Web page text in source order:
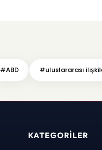
#ABD #uluslararası
KATEGORILER